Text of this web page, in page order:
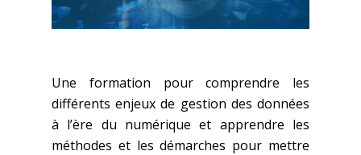
Une formation pour comprendre les
différents enjeux de gestion des données
à l’ère du numérique et apprendre les
méthodes et les démarches pour mettre